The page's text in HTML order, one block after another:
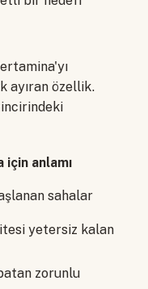
ayıran özellik.
için anlamı
sahalar
yetersiz kalan
zorunlu